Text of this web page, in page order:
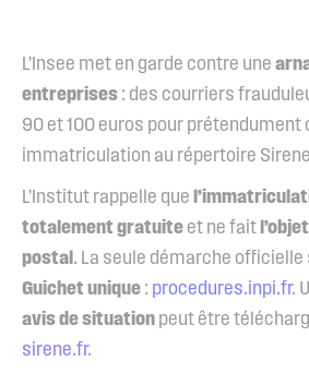
L’Insee met en garde contre une
entreprises : des courriers
90 et 100 euros pour prétendument
immatriculation au répertoire
L’Institut rappelle que
totalement gratuite et ne fait
postal. La seule démarche officielle
Guichet unique : procedures.inpi.fr.
avis de situation peut être
sirene.fr.